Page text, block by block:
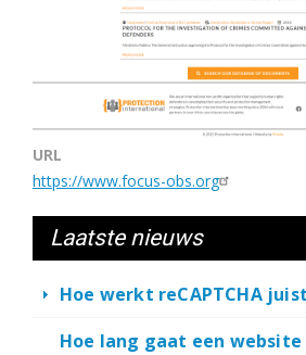
URL
https://www.focus-obs.org
Laatste nieuws
Hoe werkt reCAPTCHA
Hoe lang gaat een website